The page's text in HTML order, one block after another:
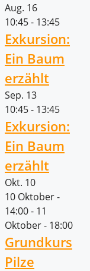
Aug. 16
10:45- 13:45
Exkursion:
Ein Baum
erzählt
Sep. 13
10:45- 13:45
Exkursion:
Ein Baum
erzählt
Okt. 10
10 Oktober -
14:00- 11
Oktober - 18:00
Grundkurs
Pilze